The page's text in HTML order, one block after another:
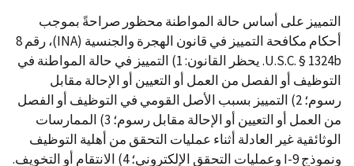
التمييز على أساس حالة المواطنة محظور صراحةً بموجب
أحكام مكافحة التمييز في قانون الهجرة والجنسية (INA)، رقم 8
U.S.C. § 1324b. يحظر القانون: 1) التمييز في حالة المواطنة في
التوظيف أو الفصل من العمل أو التعيين أو الإحالة مقابل
رسوم؛ 2) التمييز بسبب الأصل القومي في التوظيف أو الفصل
من العمل أو التعيين أو الإحالة مقابل رسوم؛ 3) الممارسات
الوثائقية غير العادلة أثناء عمليات التحقق من أهلية التوظيف
ونموذج I-9 وعمليات التحقق الإلكتروني؛ 4) الانتقام أو التخويف.